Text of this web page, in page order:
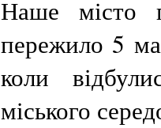
Наше місто
пережило 5
коли
міського